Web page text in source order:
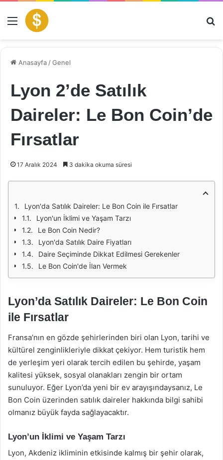
Menü
Anasayfa /Genel
Lyon 2’de Satılık
Daireler: Le Bon Coin’de
Fırsatlar
17 Aralık 2024 3 dakika okuma süresi
Lyon'da Satılık Daireler: Le Bon Coin ile Fırsatlar
Lyon'un İklimi ve Yaşam Tarzı
Le Bon Coin Nedir?
Lyon'da Satılık Daire Fiyatları
Daire Seçiminde Dikkat Edilmesi Gerekenler
Le Bon Coin'de İlan Vermek
Lyon’da Satılık Daireler: Le Bon Coin
ile Fırsatlar
Fransa’nın en gözde şehirlerinden biri olan Lyon, tarihi ve
kültürel zenginlikleriyle dikkat çekiyor. Hem turistik hem
de yerleşim yeri olarak tercih edilen bu şehirde, yaşam
kalitesi yüksek, sosyal olanakları zengin bir ortam
sunuluyor. Eğer Lyon’da yeni bir ev arayışındaysanız, Le
Bon Coin üzerinden satılık daireler hakkında bilgi sahibi
olmanız büyük fayda sağlayacaktır.
Lyon’un İklimi ve Yaşam Tarzı
Lyon, Akdeniz ikliminin etkisinde kalmış bir şehir olarak,